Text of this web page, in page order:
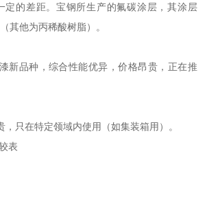
定的差距。宝钢所生产的氟碳涂层，其涂层
其他为丙稀酸树脂）。
新品种，综合性能优异，价格昂贵，正在推
，只在特定领域内使用（如集装箱用）。
表